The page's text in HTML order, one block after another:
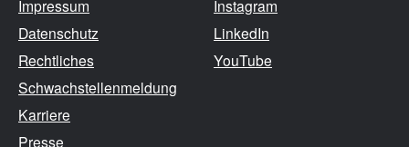
Impressum
Datenschutz
Rechtliches
Schwachstellenmeldung
Karriere
Presse
Instagram
LinkedIn
YouTube